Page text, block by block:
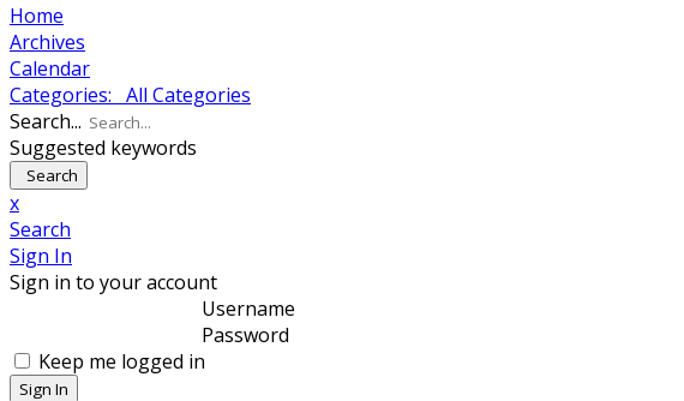
Home
Archives
Calendar
Categories: All Categories
Search...
Suggested keywords
Search
x
Search
Sign In
Sign in to your account
Username
Password
Keep me logged in
Sign In